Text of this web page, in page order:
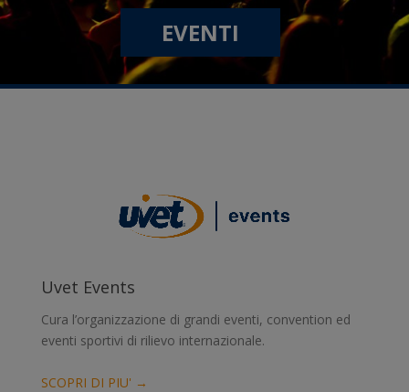
EVENTI
Uvet Events
Cura l’organizzazione di grandi eventi, convention ed
eventi sportivi di rilievo internazionale.
SCOPRI DI PIU' →